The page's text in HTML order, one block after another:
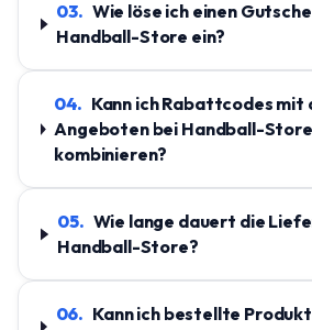
03. Wie löse ich einen
Handball-Store ein?
04. Kann ich Rabattcodes mit
Angeboten bei Handball-Store
kombinieren?
05. Wie lange dauert die
Handball-Store?
06. Kann ich bestellte